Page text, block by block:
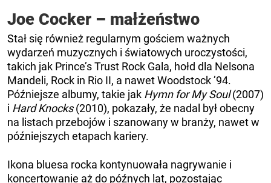
Joe Cocker – małżeństwo
Stał się również regularnym gościem ważnych
wydarzeń muzycznych i światowych uroczystości,
takich jak Prince’s Trust Rock Gala, hołd dla Nelsona
Mandeli, Rock in Rio II, a nawet Woodstock ’94.
Późniejsze albumy, takie jak Hymn for My Soul(2007)
i Hard Knocks(2010), pokazały, że nadal był obecny
na listach przebojów i szanowany w branży, nawet w
późniejszych etapach kariery.
Ikona bluesa rocka kontynuowała nagrywanie i
koncertowanie aż do późnych lat, pozostając